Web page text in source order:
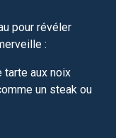
pour révéler
:
tarte aux noix
un steak ou